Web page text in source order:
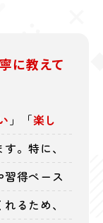
に教えて
」「楽し
。特に、
得ペース
るため、